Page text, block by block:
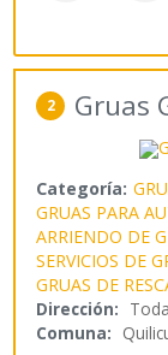
2 Gruas
Categoría:
GRUAS PARA
ARRIENDO DE
SERVICIOS DE
GRUAS DE
Dirección:
Comuna: